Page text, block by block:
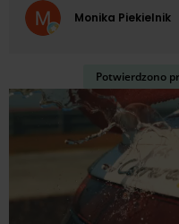
Monika Piekielnik
Potwierdzono